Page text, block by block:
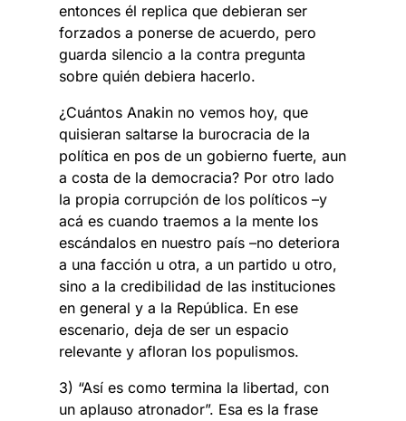
entonces él replica que debieran ser
forzados a ponerse de acuerdo, pero
guarda silencio a la contra pregunta
sobre quién debiera hacerlo.
¿Cuántos Anakin no vemos hoy, que
quisieran saltarse la burocracia de la
política en pos de un gobierno fuerte, aun
a costa de la democracia? Por otro lado
la propia corrupción de los políticos –y
acá es cuando traemos a la mente los
escándalos en nuestro país –no deteriora
a una facción u otra, a un partido u otro,
sino a la credibilidad de las instituciones
en general y a la República. En ese
escenario, deja de ser un espacio
relevante y afloran los populismos.
3) “Así es como termina la libertad, con
un aplauso atronador”. Esa es la frase